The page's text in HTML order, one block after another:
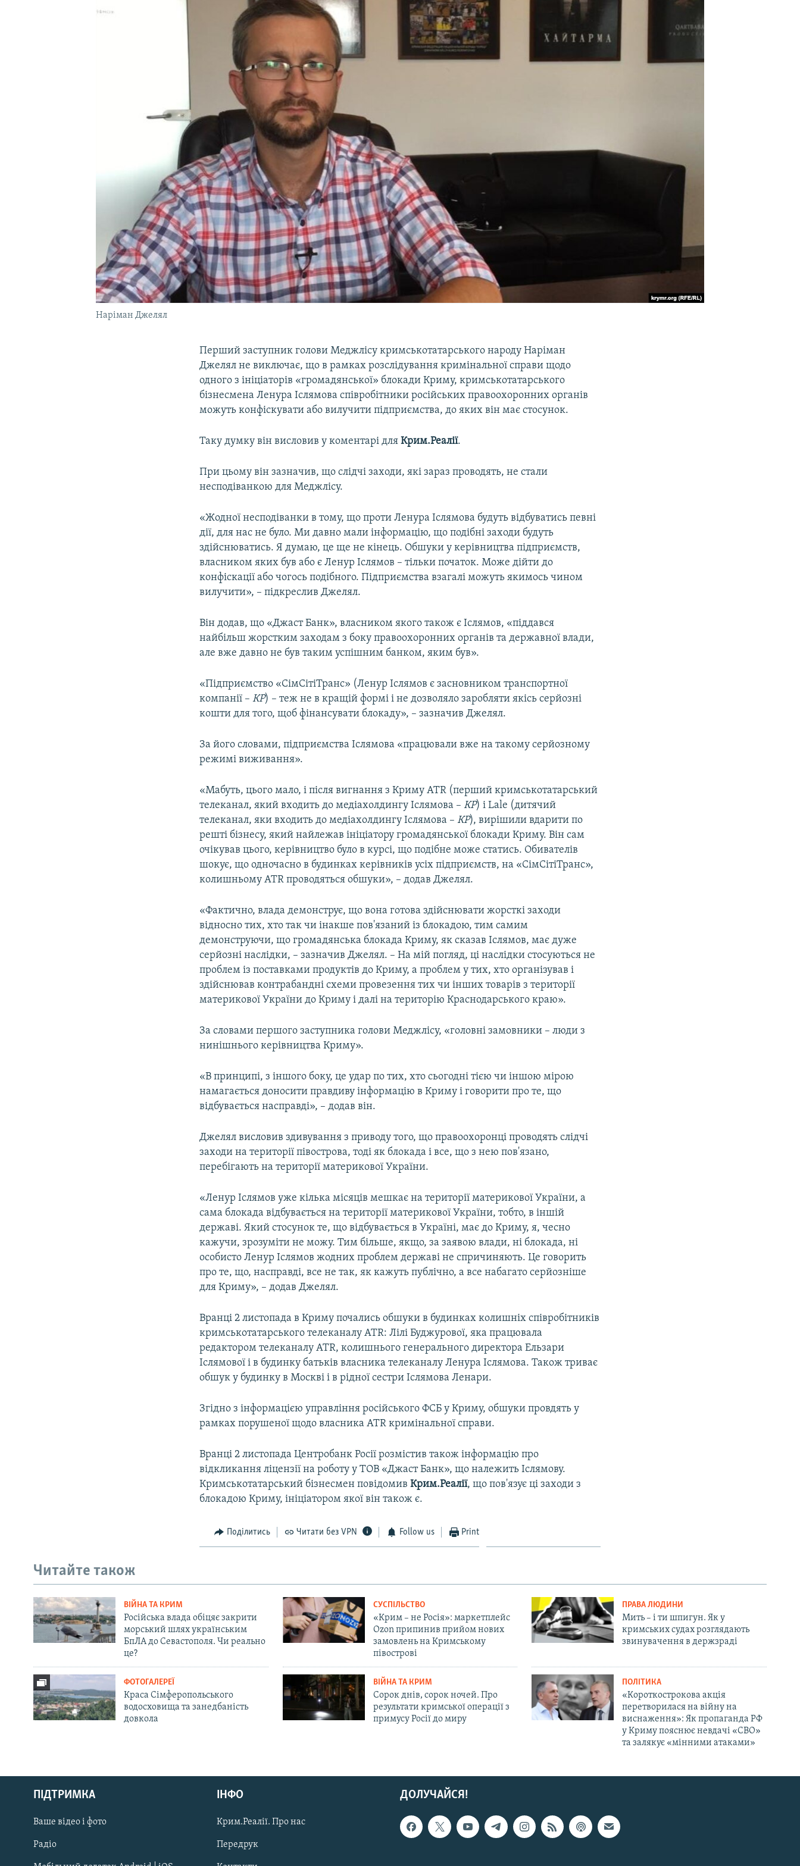
Русский
Qırımtatar
ДОЛУЧАЙСЯ!
Наріман Джелял
Перший заступник голови Меджлісу кримськотатарського народу Наріман
Джелял не виключає, що в рамках розслідування кримінальної справи щодо
одного з ініціаторів «громадянської» блокади Криму, кримськотатарського
бізнесмена Ленура Іслямова співробітники російських правоохоронних органів
можуть конфіскувати або вилучити підприємства, до яких він має стосунок.
Таку думку він висловив у коментарі дляКрим.Реалії.
При цьому він зазначив, що слідчі заходи, які зараз проводять, не стали
несподіванкою для Меджлісу.
«Жодної несподіванки в тому, що проти Ленура Іслямова будуть відбуватись певні
дії, для нас не було. Ми давно мали інформацію, що подібні заходи будуть
здійснюватись. Я думаю, це ще не кінець. Обшуки у керівництва підприємств,
власником яких був або є Ленур Іслямов – тільки початок. Може дійти до
конфіскації або чогось подібного. Підприємства взагалі можуть якимось чином
вилучити», – підкреслив Джелял.
Він додав, що «Джаст Банк», власником якого також є Іслямов, «піддався
найбільш жорстким заходам з боку правоохоронних органів та державної влади,
але вже давно не був таким успішним банком, яким був».
«Підприємство «СімСітіТранс» (Ленур Іслямов є засновником транспортної
компанії –КР) – теж не в кращій формі і не дозволяло заробляти якісь серйозні
кошти для того, щоб фінансувати блокаду», – зазначив Джелял.
За його словами, підприємства Іслямова «працювали вже на такому серйозному
режимі виживання».
«Мабуть, цього мало, і після вигнання з Криму АТR (перший кримськотатарський
телеканал, який входить до медіахолдингу Іслямова –КР) і Lale (дитячий
телеканал, яки входить до медіахолдингу Іслямова –КР), вирішили вдарити по
решті бізнесу, який найлежав ініціатору громадянської блокади Криму. Він сам
очікував цього, керівництво було в курсі, що подібне може статись. Обивателів
шокує, що одночасно в будинках керівників усіх підприємств, на «СімСітіТранс»,
колишньому АТR проводяться обшуки», – додав Джелял.
«Фактично, влада демонструє, що вона готова здійснювати жорсткі заходи
відносно тих, хто так чи інакше пов'язаний із блокадою, тим самим
демонструючи, що громадянська блокада Криму, як сказав Іслямов, має дуже
серйозні наслідки, – зазначив Джелял. – На мій погляд, ці наслідки стосуються не
проблем із поставками продуктів до Криму, а проблем у тих, хто організував і
здійснював контрабандні схеми провезення тих чи інших товарів з території
материкової України до Криму і далі на територію Краснодарського краю».
За словами першого заступника голови Меджлісу, «головні замовники – люди з
нинішнього керівництва Криму».
«В принципі, з іншого боку, це удар по тих, хто сьогодні тією чи іншою мірою
намагається доносити правдиву інформацію в Криму і говорити про те, що
відбувається насправді», – додав він.
Джелял висловив здивування з приводу того, що правоохоронці проводять слідчі
заходи на території півострова, тоді як блокада і все, що з нею пов'язано,
перебігають на території материкової України.
«Ленур Іслямов уже кілька місяців мешкає на території материкової України, а
сама блокада відбувається на території материкової України, тобто, в іншій
державі. Який стосунок те, що відбувається в Україні, має до Криму, я, чесно
кажучи, зрозуміти не можу. Тим більше, якщо, за заявою влади, ні блокада, ні
особисто Ленур Іслямов жодних проблем державі не спричиняють. Це говорить
про те, що, насправді, все не так, як кажуть публічно, а все набагато серйозніше
для Криму», – додав Джелял.
Вранці 2 листопада в Криму почались обшуки в будинках колишніх співробітників
кримськотатарського телеканалу ATR: Лілі Буджурової, яка працювала
редактором телеканалу АТR, колишнього генерального директора Ельзари
Іслямової і в будинку батьків власника телеканалу Ленура Іслямова. Також триває
обшук у будинку в Москві і в рідної сестри Іслямова Ленари.
Згідно з інформацією управління російського ФСБ у Криму, обшуки провдять у
рамках порушеної щодо власника ATR кримінальної справи.
Вранці 2 листопада Центробанк Росії розмістив також інформацію про
відкликання ліцензії на роботу у ТОВ «Джаст Банк», що належить Іслямову.
Кримськотатарський бізнесмен повідомивКрим.Реалії, що пов'язує ці заходи з
блокадою Криму, ініціатором якої він також є.
Поділитись Читати без VPN Follow us Print
Читайте також
ВІЙНА ТА КРИМ
Російська влада обіцяє закрити
морський шлях українським
БпЛА до Севастополя. Чи реально
це?
СУСПІЛЬСТВО
«Крим – не Росія»: маркетплейс
Ozon припинив прийом нових
замовлень на Кримському
півострові
ПРАВА ЛЮДИНИ
Мить – і ти шпигун. Як у
кримських судах розглядають
звинувачення в держзраді
ФОТОГАЛЕРЕЇ
Краса Сімферопольського
водосховища та занедбаність
довкола
ВІЙНА ТА КРИМ
Сорок днів, сорок ночей. Про
результати кримської операції з
примусу Росії до миру
ПОЛІТИКА
«Короткострокова акція
перетворилася на війну на
виснаження»: Як пропаганда РФ
у Криму пояснює невдачі «СВО»
та залякує «мінними атаками»
ДОЛУЧАЙСЯ!
ПІДТРИМКА
Ваше відео і фото
Радіо
ІНФО
Крим.Реалії. Про нас
Передрук